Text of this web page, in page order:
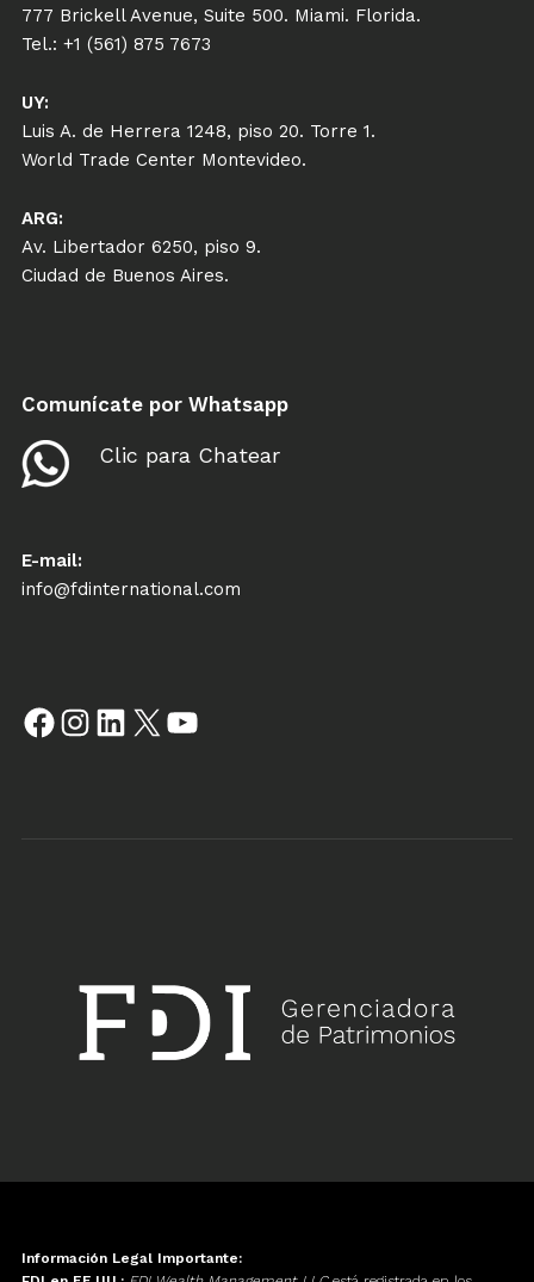
777 Brickell Avenue, Suite 500. Miami. Florida.
Tel.: +1 (561) 875 7673
UY:
Luis A. de Herrera 1248, piso 20. Torre 1.
World Trade Center Montevideo.
ARG:
Av. Libertador 6250, piso 9.
Ciudad de Buenos Aires.
Comunícate por Whatsapp
Clic para Chatear
E-mail:
info@fdinternational.com
Información Legal Importante: